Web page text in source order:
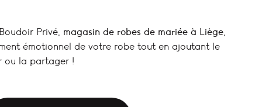
Privé, magasin de robes de mariée à Liège
émotionnel de votre robe tout en ajoutant le
ou la partager !